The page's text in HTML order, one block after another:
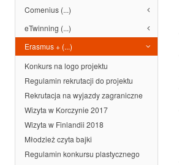
Comenius (...)
eTwinning (...)
Erasmus + (...)
Konkurs na logo projektu
Regulamin rekrutacji do projektu
Rekrutacja na wyjazdy zagraniczne
Wizyta w Korczynie 2017
Wizyta w Finlandii 2018
Młodzież czyta bajki
Regulamin konkursu plastycznego